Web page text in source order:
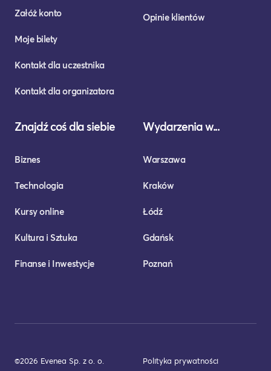
Załóż konto
Moje bilety
Kontakt dla uczestnika
Kontakt dla organizatora
Opinie klientów
Znajdź coś dla siebie
Biznes
Technologia
Kursy online
Kultura i Sztuka
Finanse i Inwestycje
Wydarzenia w...
Warszawa
Kraków
Łódź
Gdańsk
Poznań
©2026 Evenea Sp. z o. o. Polityka prywatności